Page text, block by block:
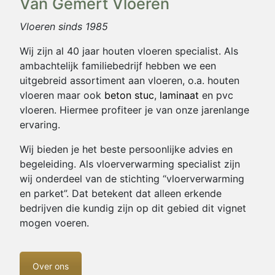
Vloeren sinds 1985
Wij zijn al 40 jaar houten vloeren specialist. Als
ambachtelijk familiebedrijf hebben we een
uitgebreid assortiment aan vloeren, o.a. houten
vloeren maar ook beton stuc, laminaat en pvc
vloeren. Hiermee profiteer je van onze jarenlange
ervaring.
Wij bieden je het beste persoonlijke advies en
begeleiding. Als vloerverwarming specialist zijn
wij onderdeel van de stichting “vloerverwarming
en parket”. Dat betekent dat alleen erkende
bedrijven die kundig zijn op dit gebied dit vignet
mogen voeren.
Over ons